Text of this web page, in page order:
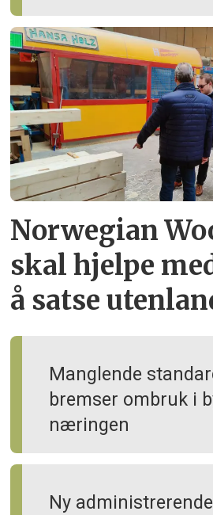
Norwegian
skal hjelpe
å satse
Manglende
bremser ombruk i
næringen
Ny administrerende